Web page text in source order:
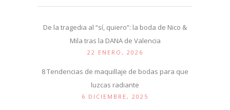
De la tragedia al “sí, quiero”: la boda de Nico &
Mila tras la DANA de Valencia
22 ENERO, 2026
8 Tendencias de maquillaje de bodas para que
luzcas radiante
6 DICIEMBRE, 2025